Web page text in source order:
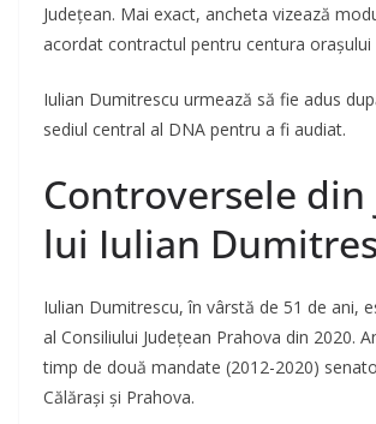
Județean. Mai exact, ancheta vizează
acordat contractul pentru centura orașului
Iulian Dumitrescu urmează să fie adus
sediul central al DNA pentru a fi audiat.
Controversele
lui Iulian
Iulian Dumitrescu, în vârstă de 51 de ani,
al Consiliului Județean Prahova din 2020.
timp de două mandate (2012-2020)
Călărași și Prahova.